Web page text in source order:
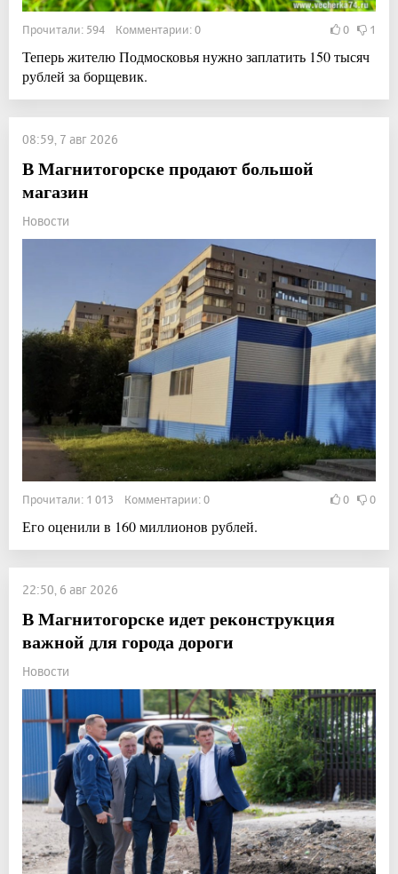
Прочитали: 594 Комментарии: 0 0 1
Теперь жителю Подмосковья нужно заплатить 150 тысяч
рублей за борщевик.
08:59, 7 авг 2026
В Магнитогорске продают большой
магазин
Новости
Прочитали: 1 013 Комментарии: 0 0 0
Его оценили в 160 миллионов рублей.
22:50, 6 авг 2026
В Магнитогорске идет реконструкция
важной для города дороги
Новости